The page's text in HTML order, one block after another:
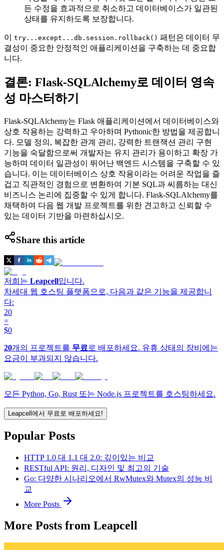
든 수정을 효과적으로 취소하고 데이터베이스가 일관된
상태를 유지하도록 보장합니다.
이 try...except...db.session.rollback() 패턴은 데이터 무
결성이 중요한 안정적인 애플리케이션을 구축하는 데 중요합
니다.
결론: Flask-SQLAlchemy로 데이터 영속
성 마스터하기
Flask-SQLAlchemy는 Flask 애플리케이션에서 데이터베이스와
상호 작용하는 강력하고 우아하며 Pythonic한 방법을 제공합니
다. 모델 정의, 복잡한 관계 관리, 강력한 트랜잭션 관리 구현
기능을 숙달함으로써 개발자는 유지 관리가 용이하고 확장 가
능하며 데이터 일관성이 뛰어난 백엔드 시스템을 구축할 수 있
습니다. 이는 데이터베이스 상호 작용이라는 어려운 작업을 즐
겁고 직관적인 경험으로 변환하여 기본 SQL과 씨름하는 대신
비즈니스 논리에 집중할 수 있게 합니다. Flask-SQLAlchemy를
채택하여 다음 웹 개발 프로젝트를 위한 견고하고 신뢰할 수
있는 데이터 기반을 마련하십시오.
Share this article
저희는 Leapcell입니다.
차세대 웹 호스팅 플랫폼으로, 다음과 같은 기능을 제공합니
다:
20
=
$0
20개의 프로젝트를 무료 로 배포하세요. 유휴 상태의 장비에는
요금이 부과되지 않습니다.
모든 Python, Go, Rust 또는 Node.js 프로젝트를 호스팅하세요.
Leapcell에서 무료로 배포하세요!
Popular Posts
HTTP 1.0 대 1.1 대 2.0: 깊이있는 비교
RESTful API: 원리, 디자인 및 최고의 기술
Go: 다양한 시나리오에서 RwMutex와 Mutex의 성능 비
교
More Posts
More Posts from Leapcell